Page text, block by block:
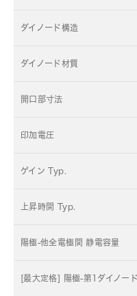
ダイノード構造
ダイノード材質
開口部寸法
印加電圧
ゲイン Typ.
上昇時間 Typ.
陽極-他全電極間 静電容量
[最大定格] 陽極-第1ダイノー